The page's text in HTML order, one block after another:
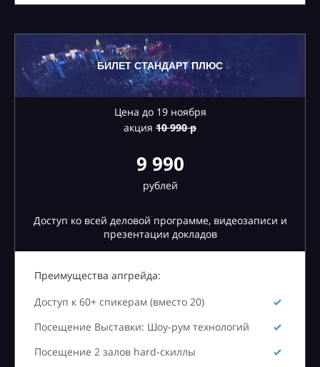
БИЛЕТ СТАНДАРТ ПЛЮС
Цена до 19 ноября
акция 10990 р
9 990
рублей
Доступ ко всей деловой программе, видеозаписи и
презентации докладов
Преимущества апгрейда:
Доступ к 60+ спикерам (вместо 20)
Посещение Выставки: Шоу-рум технологий
Посещение 2 залов hard-скиллы